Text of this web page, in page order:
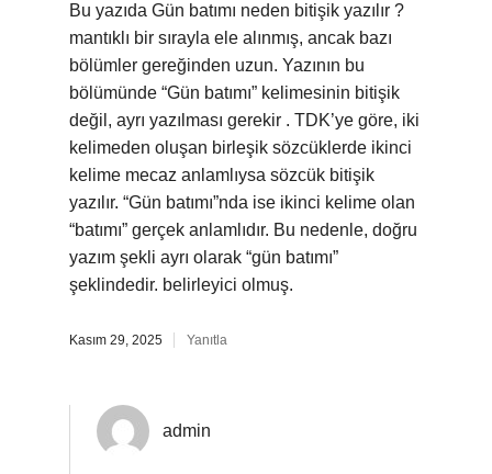
Bu yazıda Gün batımı neden bitişik yazılır ?
mantıklı bir sırayla ele alınmış, ancak bazı
bölümler gereğinden uzun. Yazının bu
bölümünde “Gün batımı” kelimesinin bitişik
değil, ayrı yazılması gerekir . TDK’ye göre, iki
kelimeden oluşan birleşik sözcüklerde ikinci
kelime mecaz anlamlıysa sözcük bitişik
yazılır. “Gün batımı”nda ise ikinci kelime olan
“batımı” gerçek anlamlıdır. Bu nedenle, doğru
yazım şekli ayrı olarak “gün batımı”
şeklindedir. belirleyici olmuş.
Kasım 29, 2025 Yanıtla
admin